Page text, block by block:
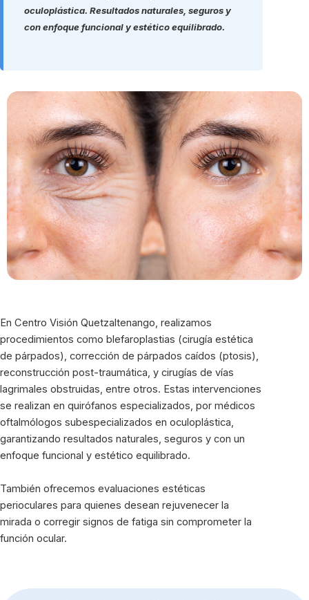
oculoplástica. Resultados naturales, seguros y
con enfoque funcional y estético equilibrado.
En Centro Visión Quetzaltenango, realizamos
procedimientos como blefaroplastias (cirugía estética
de párpados), corrección de párpados caídos (ptosis),
reconstrucción post-traumática, y cirugías de vías
lagrimales obstruidas, entre otros. Estas intervenciones
se realizan en quirófanos especializados, por médicos
oftalmólogos subespecializados en oculoplástica,
garantizando resultados naturales, seguros y con un
enfoque funcional y estético equilibrado.
También ofrecemos evaluaciones estéticas
perioculares para quienes desean rejuvenecer la
mirada o corregir signos de fatiga sin comprometer la
función ocular.